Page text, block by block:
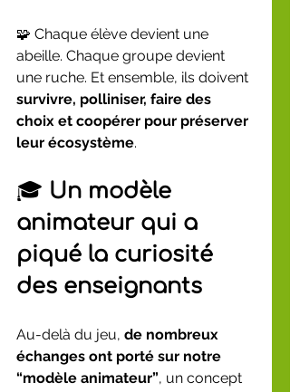
🧩 Chaque élève devient une
abeille. Chaque groupe devient
une ruche. Et ensemble, ils doivent
survivre, polliniser, faire des
choix et coopérer pour préserver
leur écosystème.
🎓 Un modèle
animateur qui a
piqué la curiosité
des enseignants
Au-delà du jeu, de nombreux
échanges ont porté sur notre
“modèle animateur”, un concept